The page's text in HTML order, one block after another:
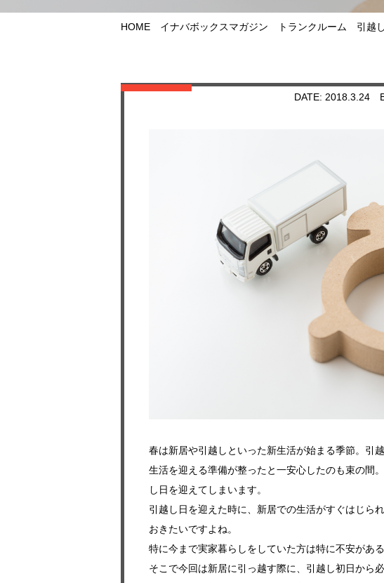
HOME イナバボックスマガジン トランクルーム 引越
DATE: 2018.3.24
春は新居や引越しといった新生活が始まる季節。引
生活を迎える準備が整ったと一安心したのも束の間
し日を迎えてしまいます。
引越し日を迎えた時に、新居での生活がすぐはじら
おきたいですよね。
特に今まで実家暮らしをしていた方は特に不安があ
そこで今回は新居に引っ越す際に、引越し初日から